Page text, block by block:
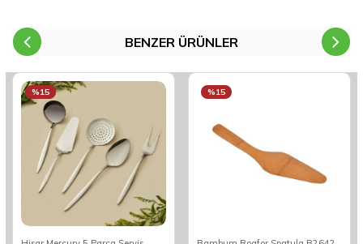
BENZER ÜRÜNLER
%15 %15